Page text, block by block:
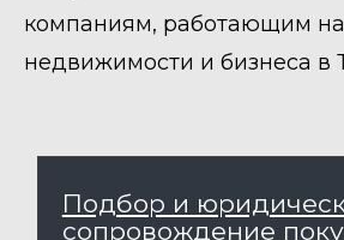
компаниям, работающим
недвижимости и бизнеса в
Поиск, сопровождение
Подробнее